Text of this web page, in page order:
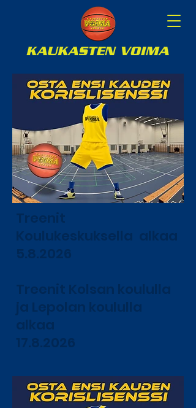
Treenit
Koulukeskuksella alkaa
5.8.2026
Treenit Kolsan koululla
ja Lepolan koululla
alkaa
17.8.2026